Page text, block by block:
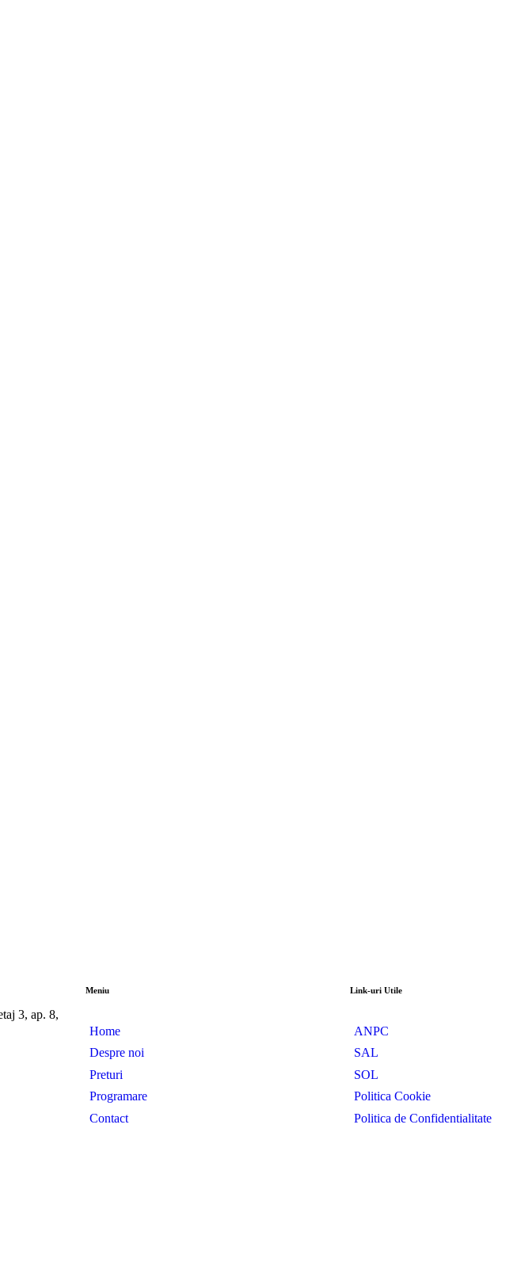
3, ap. 8,
Meniu
Home
Despre noi
Preturi
Programare
Contact
Link-uri Utile
ANPC
SAL
SOL
Politica Cookie
Politica de Confidentialitate